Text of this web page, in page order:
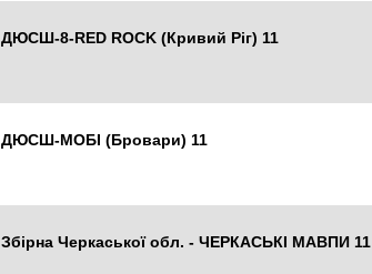
ДЮСШ-8-RED ROCK (Кривий Ріг) 11
ДЮСШ-МОБІ (Бровари) 11
Збірна Черкаської обл. - ЧЕРКАСЬКІ МАВПИ 11